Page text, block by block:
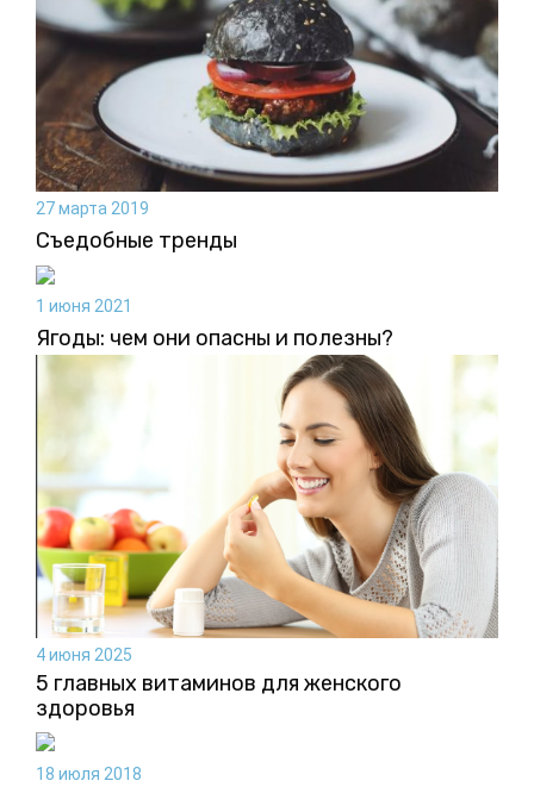
27 марта 2019
Съедобные тренды
1 июня 2021
Ягоды: чем они опасны и полезны?
4 июня 2025
5 главных витаминов для женского
здоровья
18 июля 2018